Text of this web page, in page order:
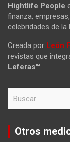
Hightlife People
finanza,
celebridades de la
Creada por León
revistas que
Leferas™
c
Otros